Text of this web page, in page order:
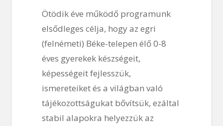
Ötödik éve működő programunk
elsődleges célja, hogy az egri
(felnémeti) Béke-telepen élő 0-8
éves gyerekek készségeit,
képességeit fejlesszük,
ismereteiket és a világban való
tájékozottságukat bővítsük, ezáltal
stabil alapokra helyezzük az